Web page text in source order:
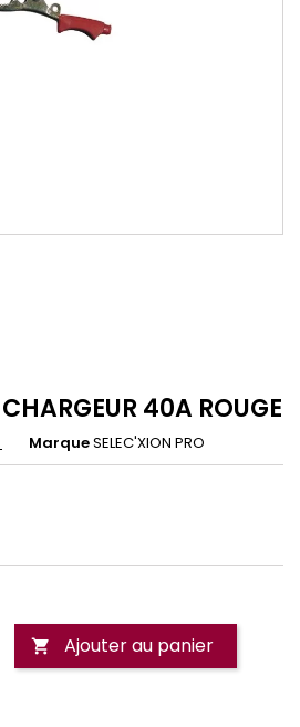
40A ROUGE
MarqueSELEC'XION PRO
 Ajouter au panier